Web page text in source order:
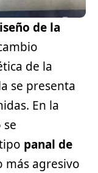
de la
de la
se presenta
En la
se
panal de
más agresivo